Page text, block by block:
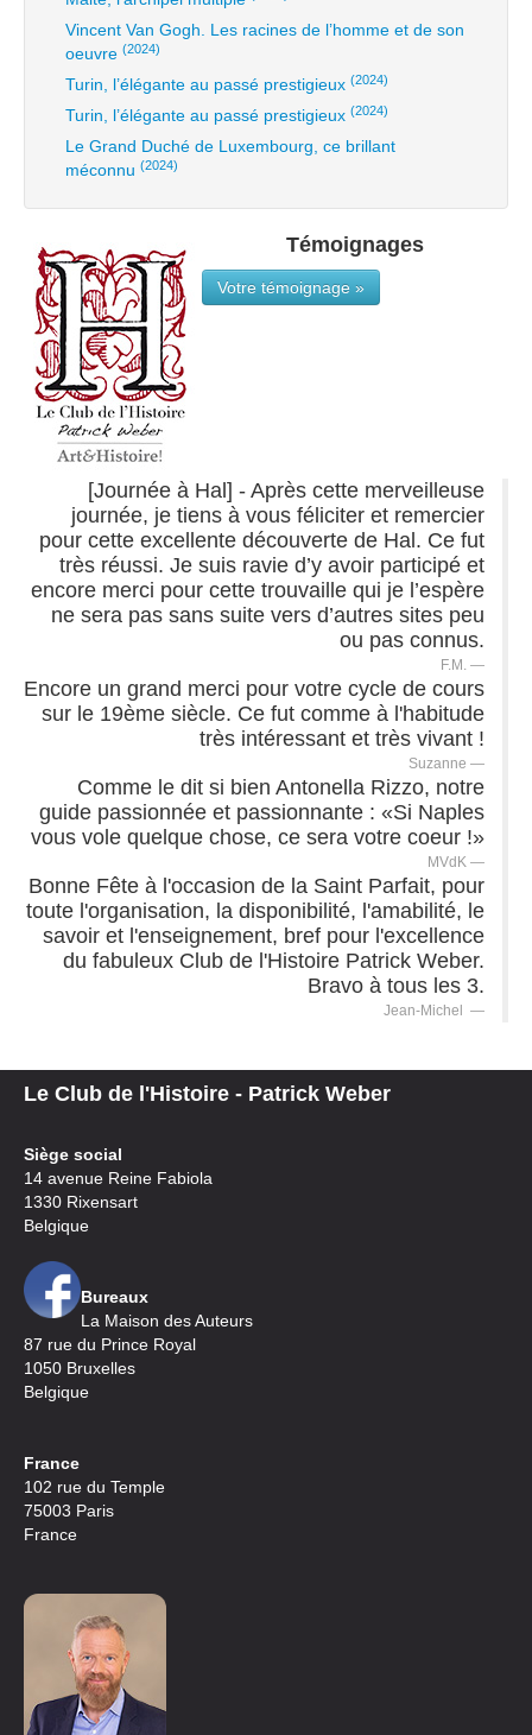
Vincent Van Gogh. Les racines de l’homme et de son
oeuvre (2024)
Turin, l’élégante au passé prestigieux (2024)
Turin, l’élégante au passé prestigieux (2024)
Le Grand Duché de Luxembourg, ce brillant
méconnu (2024)
Témoignages
[Journée à Hal] - Après cette merveilleuse
journée, je tiens à vous féliciter et remercier
pour cette excellente découverte de Hal. Ce fut
très réussi. Je suis ravie d’y avoir participé et
encore merci pour cette trouvaille qui je l’espère
ne sera pas sans suite vers d’autres sites peu
ou pas connus.
F.M.
Encore un grand merci pour votre cycle de cours
sur le 19ème siècle. Ce fut comme à l'habitude
très intéressant et très vivant !
Suzanne
Comme le dit si bien Antonella Rizzo, notre
guide passionnée et passionnante : «Si Naples
vous vole quelque chose, ce sera votre coeur !»
MVdK
Bonne Fête à l'occasion de la Saint Parfait, pour
toute l'organisation, la disponibilité, l'amabilité, le
savoir et l'enseignement, bref pour l'excellence
du fabuleux Club de l'Histoire Patrick Weber.
Bravo à tous les 3.
Jean-Michel
Votre témoignage »
Le Club de l'Histoire - Patrick Weber
Siège social
14 avenue Reine Fabiola
1330 Rixensart
Belgique
Bureaux
La Maison des Auteurs
87 rue du Prince Royal
1050 Bruxelles
Belgique
France
102 rue du Temple
75003 Paris
France